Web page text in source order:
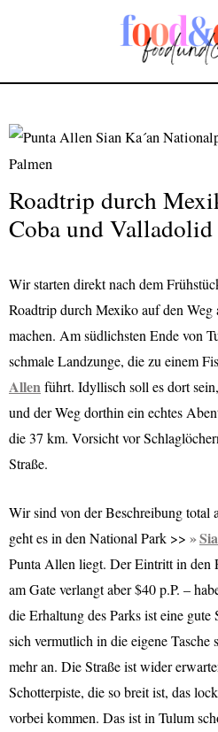
Roadtrip durch
Coba und Valladolid
Wir starten direkt nach dem
Roadtrip durch Mexiko auf den Weg
machen. Am südlichsten Ende von
schmale Landzunge, die zu einem
Allenführt. Idyllisch soll es dort
und der Weg dorthin ein echtes
die 37 km. Vorsicht vor
Straße.
Wir sind von der Beschreibung
geht es in den National Park >>
Punta Allen liegt. Der Eintritt in den
am Gate verlangt aber $40 p.P. –
die Erhaltung des Parks ist eine
sich vermutlich in die eigene
mehr an. Die Straße ist wider
Schotterpiste, die so breit ist, das
vorbei kommen. Das ist in Tulum